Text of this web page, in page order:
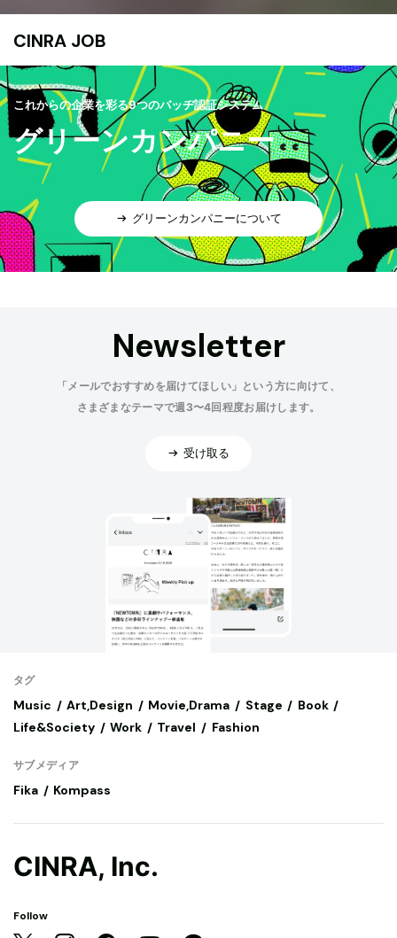
CINRA JOB
これからの企業を彩る9つのバッヂ認証システム
グリーンカンパニー
グリーンカンパニーについて
Newsletter
「メールでおすすめを届けてほしい」という方に向けて、
さまざまなテーマで週3〜4回程度お届けします。
受け取る
タグ
Music Art,Design Movie,Drama Stage
Book
Life&Society
Work Travel Fashion
サブメディア
Fika Kompass
CINRA, Inc.
Follow